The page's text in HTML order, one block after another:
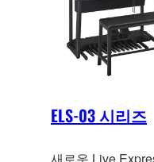
ELS-03 시리즈